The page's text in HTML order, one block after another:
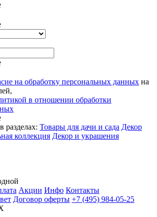
на обработку персональных данных на
в отношении обработки
разделах: Товары для дачи и сада Декор
коллекция Декор и украшения
Акции Инфо Контакты
Договор оферты +7 (495) 984-05-25